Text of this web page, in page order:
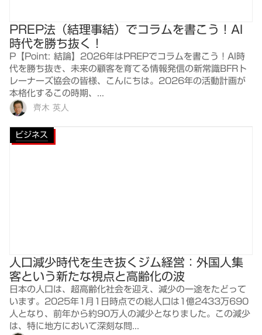
PREP法（結理事結）でコラムを書こう！AI
時代を勝ち抜く！
P【Point: 結論】2026年はPREPでコラムを書こう！AI時
代を勝ち抜き、未来の顧客を育てる情報発信の新常識BFRト
レーナーズ協会の皆様、こんにちは。2026年の活動計画が
本格化するこの時期、...
齊木 英人
ビジネス
人口減少時代を生き抜くジム経営：外国人集
客という新たな視点と高齢化の波
日本の人口は、超高齢化社会を迎え、減少の一途をたどって
います。2025年1月1日時点での総人口は1億2433万690
人となり、前年から約90万人の減少となりました。この減少
は、特に地方において深刻な問...